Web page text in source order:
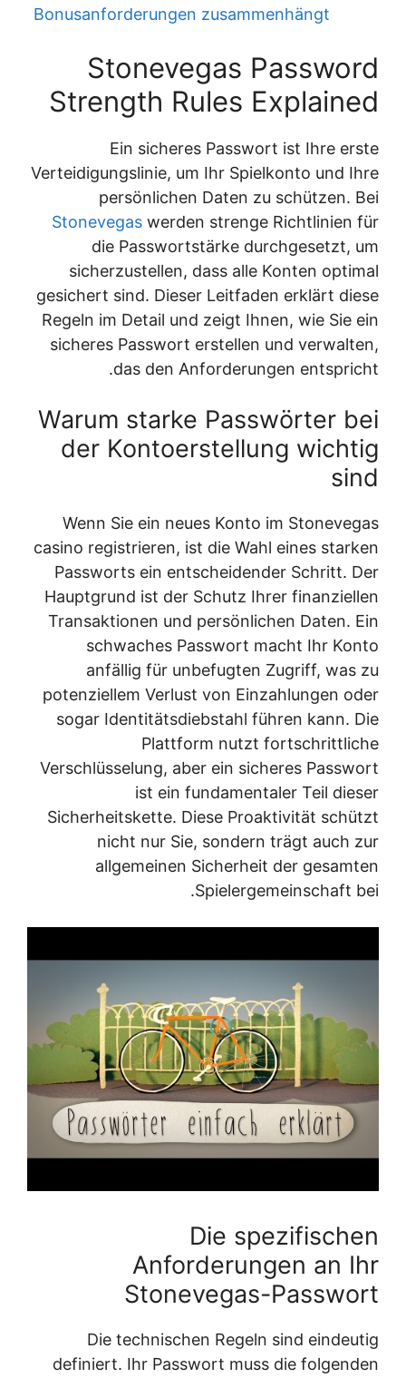
Bonusanforderungen zusammenhängt
Stonevegas Password
Strength Rules Explained
Ein sicheres Passwort ist Ihre erste
Verteidigungslinie, um Ihr Spielkonto und Ihre
persönlichen Daten zu schützen. Bei
Stonevegaswerden strenge Richtlinien für
die Passwortstärke durchgesetzt, um
sicherzustellen, dass alle Konten optimal
gesichert sind. Dieser Leitfaden erklärt diese
Regeln im Detail und zeigt Ihnen, wie Sie ein
sicheres Passwort erstellen und verwalten,
das den Anforderungen entspricht.
Warum starke Passwörter bei
der Kontoerstellung wichtig
sind
Wenn Sie ein neues Konto im Stonevegas
casino registrieren, ist die Wahl eines starken
Passworts ein entscheidender Schritt. Der
Hauptgrund ist der Schutz Ihrer finanziellen
Transaktionen und persönlichen Daten. Ein
schwaches Passwort macht Ihr Konto
anfällig für unbefugten Zugriff, was zu
potenziellem Verlust von Einzahlungen oder
sogar Identitätsdiebstahl führen kann. Die
Plattform nutzt fortschrittliche
Verschlüsselung, aber ein sicheres Passwort
ist ein fundamentaler Teil dieser
Sicherheitskette. Diese Proaktivität schützt
nicht nur Sie, sondern trägt auch zur
allgemeinen Sicherheit der gesamten
Spielergemeinschaft bei.
Die spezifischen
Anforderungen an Ihr
Stonevegas-Passwort
Die technischen Regeln sind eindeutig
definiert. Ihr Passwort muss die folgenden